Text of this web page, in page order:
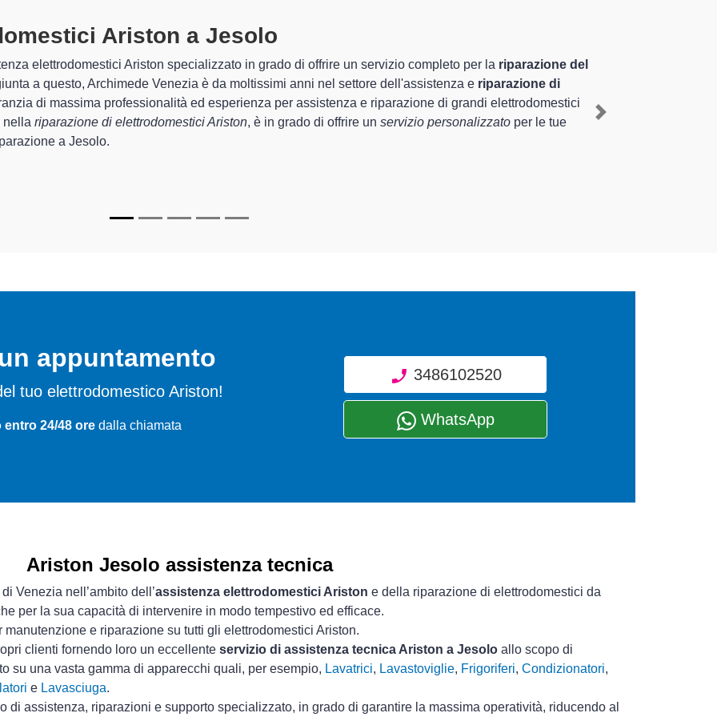
Ariston A Jesolo
Venezia sono in grado di garantire al cliente esperienza pluriennale nel territorio di Jesolo e provincia per
e lariparazione del tuo elettrodomestico Ariston a Jesolo, mediante il ripristino rapido del corretto
di Archimede Venezia sono in grado di fornire interventi di diverse tipologie sugli elettrodomestici da
funzionanti e durare a lungo nel tempo.
Next
appuntamento
tuo elettrodomestico Ariston!
entro 24/48 oredalla chiamata
3486102520
WhatsApp
Ariston Jesolo assistenza tecnica
Venezia nell’ambito dell’assistenza elettrodomestici Ariston e della riparazione di elettrodomestici da
per la sua capacità di intervenire in modo tempestivo ed efficace.
manutenzione e riparazione su tutti gli elettrodomestici Ariston.
clienti fornendo loro un eccellente servizio di assistenza tecnica Ariston a Jesolo allo scopo di
su una vasta gamma di apparecchi quali, per esempio, Lavatrici, Lavastoviglie, Frigoriferi, Condizionatori,
e Lavasciuga.
di assistenza, riparazioni e supporto specializzato, in grado di garantire la massima operatività, riducendo al